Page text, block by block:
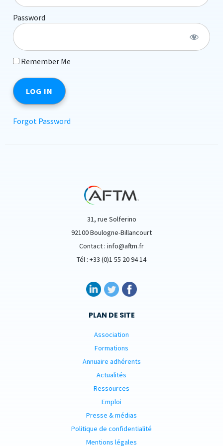
Password
Remember Me
Forgot Password
31, rue Solferino
92100 Boulogne-Billancourt
Contact : info@aftm.fr
Tél : +33 (0)1 55 20 94 14
PLAN DE SITE
Association
Formations
Annuaire adhérents
Actualités
Ressources
Emploi
Presse & médias
Politique de confidentialité
Mentions légales